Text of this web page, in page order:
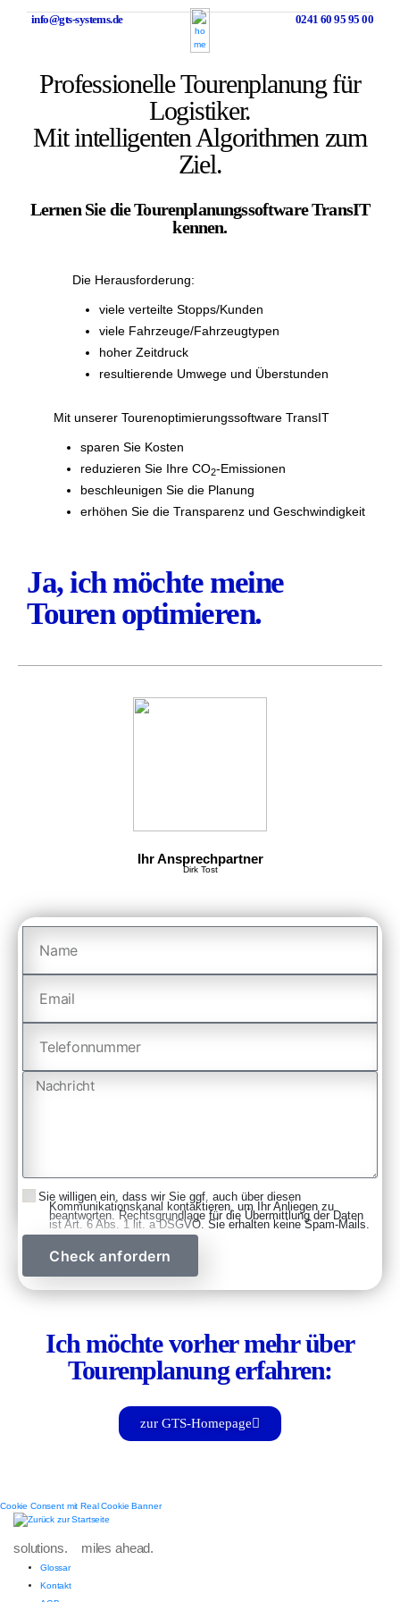
info@gts-systems.de 0241 60 95 95 00
Professionelle Tourenplanung für
Logistiker.
Mit intelligenten Algorithmen zum
Ziel.
Lernen Sie die Tourenplanungssoftware TransIT
kennen.
Die Herausforderung:
viele verteilte Stopps/Kunden
viele Fahrzeuge/Fahrzeugtypen
hoher Zeitdruck
resultierende Umwege und Überstunden
Mit unserer Tourenoptimierungssoftware TransIT
sparen Sie Kosten
reduzieren Sie Ihre CO2-Emissionen
beschleunigen Sie die Planung
erhöhen Sie die Transparenz und Geschwindigkeit
Sie willigen ein, dass wir Sie ggf. auch über diesen
Kommunikationskanal kontaktieren, um Ihr Anliegen zu
beantworten. Rechtsgrundlage für die Übermittlung der Daten
ist Art. 6 Abs. 1 lit. a DSGVO. Sie erhalten keine Spam-Mails.
Check anfordern
Ja, ich möchte meine
Touren optimieren.
Ihr Ansprechpartner
Dirk Tost
Ich möchte vorher mehr über
Tourenplanung erfahren:
zur GTS-Homepage
Cookie Consent mit Real Cookie Banner
solutions. miles ahead.
Glossar
Kontakt